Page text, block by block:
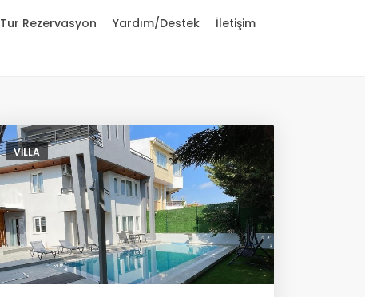
Tur Rezervasyon Yardım/Destek İletişim
VILLA